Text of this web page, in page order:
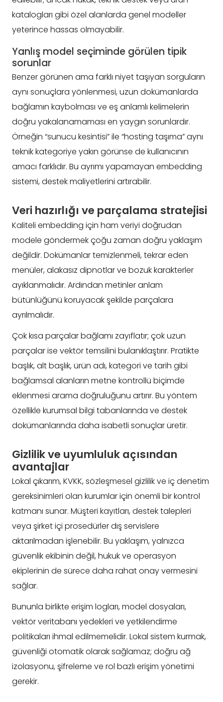
katalogları gibi özel alanlarda genel modeller
yeterince hassas olmayabilir.
Yanlış model seçiminde görülen tipik
sorunlar
Benzer görünen ama farklı niyet taşıyan sorguların
aynı sonuçlara yönlenmesi, uzun dokümanlarda
bağlamın kaybolması ve eş anlamlı kelimelerin
doğru yakalanamaması en yaygın sorunlardır.
Örneğin “sunucu kesintisi” ile “hosting taşıma” aynı
teknik kategoriye yakın görünse de kullanıcının
amacı farklıdır. Bu ayrımı yapamayan embedding
sistemi, destek maliyetlerini artırabilir.
Veri hazırlığı ve parçalama stratejisi
Kaliteli embedding için ham veriyi doğrudan
modele göndermek çoğu zaman doğru yaklaşım
değildir. Dokümanlar temizlenmeli, tekrar eden
menüler, alakasız dipnotlar ve bozuk karakterler
ayıklanmalıdır. Ardından metinler anlam
bütünlüğünü koruyacak şekilde parçalara
ayrılmalıdır.
Çok kısa parçalar bağlamı zayıflatır; çok uzun
parçalar ise vektör temsilini bulanıklaştırır. Pratikte
başlık, alt başlık, ürün adı, kategori ve tarih gibi
bağlamsal alanların metne kontrollü biçimde
eklenmesi arama doğruluğunu artırır. Bu yöntem
özellikle kurumsal bilgi tabanlarında ve destek
dokümanlarında daha isabetli sonuçlar üretir.
Gizlilik ve uyumluluk açısından
avantajlar
Lokal çıkarım, KVKK, sözleşmesel gizlilik ve iç denetim
gereksinimleri olan kurumlar için önemli bir kontrol
katmanı sunar. Müşteri kayıtları, destek talepleri
veya şirket içi prosedürler dış servislere
aktarılmadan işlenebilir. Bu yaklaşım, yalnızca
güvenlik ekibinin değil, hukuk ve operasyon
ekiplerinin de sürece daha rahat onay vermesini
sağlar.
Bununla birlikte erişim logları, model dosyaları,
vektör veritabanı yedekleri ve yetkilendirme
politikaları ihmal edilmemelidir. Lokal sistem kurmak,
güvenliği otomatik olarak sağlamaz; doğru ağ
izolasyonu, şifreleme ve rol bazlı erişim yönetimi
gerekir.